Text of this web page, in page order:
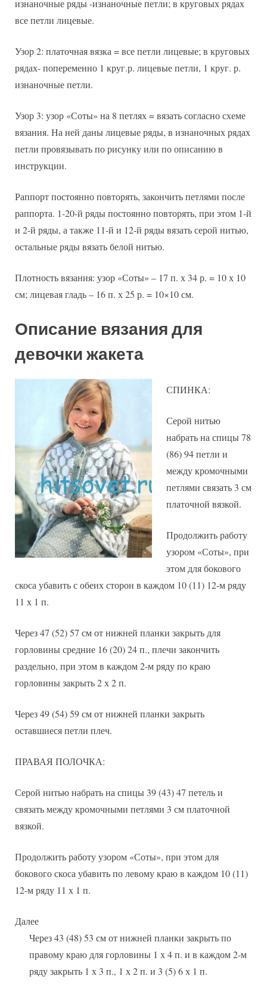
изнаночные ряды -изнаночные петли; в круговых рядах
все петли лицевые.
Узор 2: платочная вязка = все петли лицевые; в круговых
рядах- попеременно 1 круг.р. лицевые петли, 1 круг. р.
изнаночные петли.
Узор 3: узор «Соты» на 8 петлях = вязать согласно схеме
вязания. На ней даны лицевые ряды, в изнаночных рядах
петли провязывать по рисунку или по описанию в
инструкции.
Раппорт постоянно повторять, закончить петлями после
раппорта. 1-20-й ряды постоянно повторять, при этом 1-й
и 2-й ряды, а также 11-й и 12-й ряды вязать серой нитью,
остальные ряды вязать белой нитью.
Плотность вязания: узор «Соты» – 17 п. х 34 р. = 10 х 10
см; лицевая гладь – 16 п. х 25 р. = 10×10 см.
Описание вязания для
девочки жакета
СПИНКА:
Серой нитью
набрать на спицы 78
(86) 94 петли и
между кромочными
петлями связать 3 см
платочной вязкой.
Продолжить работу
узором «Соты», при
этом для бокового
скоса убавить с обеих сторон в каждом 10 (11) 12-м ряду
11 х 1 п.
Через 47 (52) 57 см от нижней планки закрыть для
горловины средние 16 (20) 24 п., плечи закончить
раздельно, при этом в каждом 2-м ряду по краю
горловины закрыть 2 х 2 п.
Через 49 (54) 59 см от нижней планки закрыть
оставшиеся петли плеч.
ПРАВАЯ ПОЛОЧКА:
Серой нитью набрать на спицы 39 (43) 47 петель и
связать между кромочными петлями 3 см платочной
вязкой.
Продолжить работу узором «Соты», при этом для
бокового скоса убавить по левому краю в каждом 10 (11)
12-м ряду 11 х 1 п.
Далее
Через 43 (48) 53 см от нижней планки закрыть по
правому краю для горловины 1 х 4 п. и в каждом 2-м
ряду закрыть 1 х 3 п., 1 х 2 п. и 3 (5) 6 х 1 п.